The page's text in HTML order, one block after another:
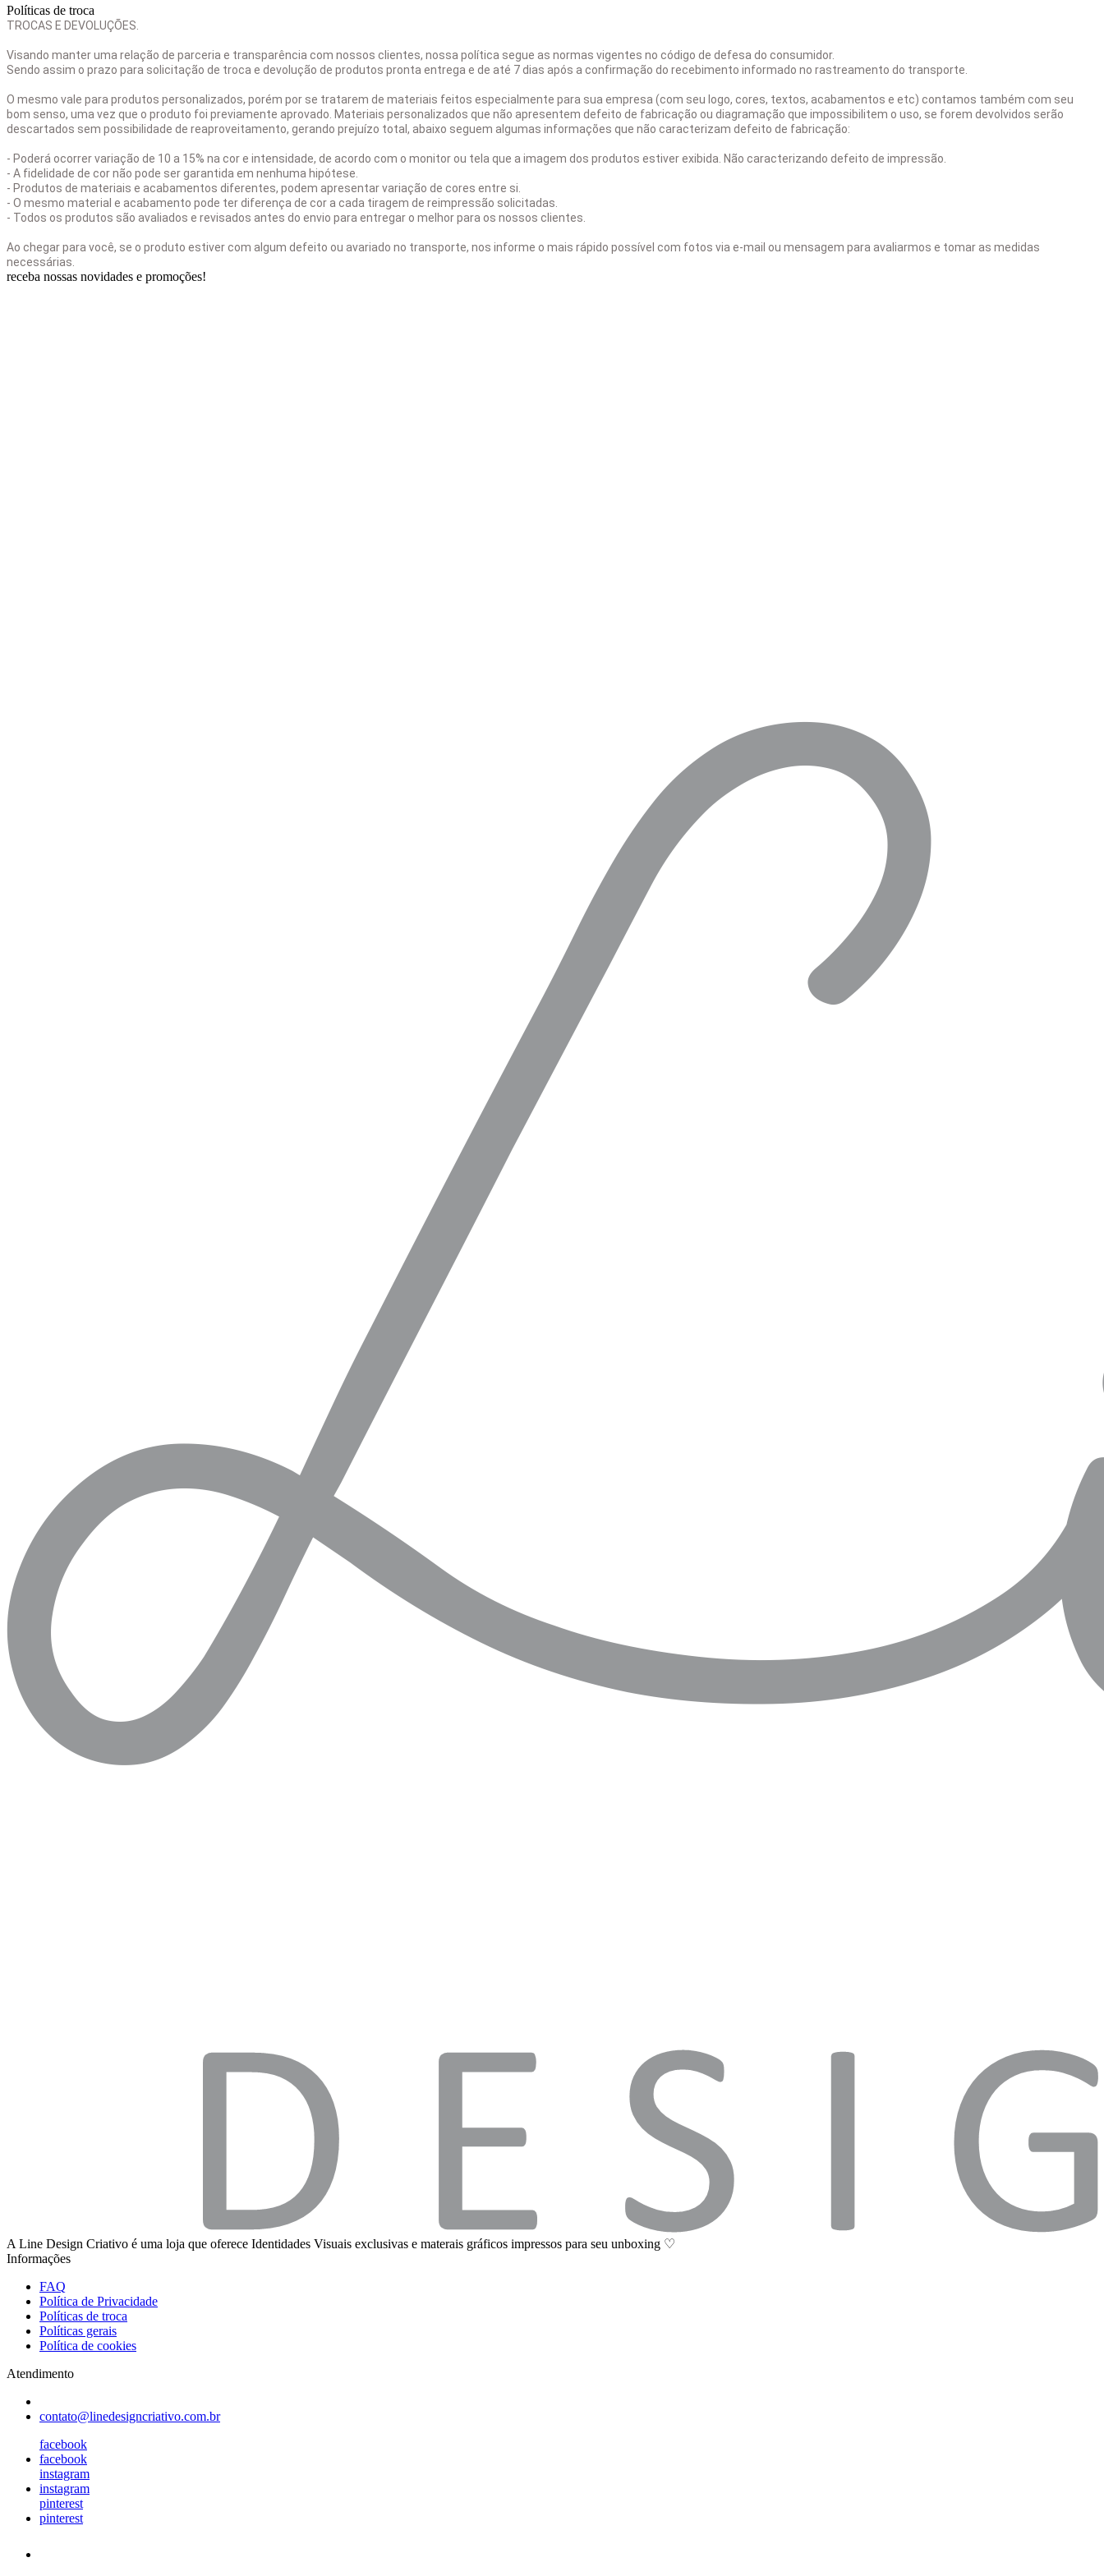
Políticas de troca
TROCAS E DEVOLUÇÕES.
Visando manter uma relação de parceria e transparência com nossos clientes, nossa política segue as normas vigentes no código de defesa do consumidor.
Sendo assim o prazo para solicitação de troca e devolução de produtos pronta entrega e de até 7 dias após a confirmação do recebimento informado no rastreamento do transporte.
O mesmo vale para produtos personalizados, porém por se tratarem de materiais feitos especialmente para sua empresa (com seu logo, cores, textos, acabamentos e etc) contamos também com seu
bom senso, uma vez que o produto foi previamente aprovado. Materiais personalizados que não apresentem defeito de fabricação ou diagramação que impossibilitem o uso, se forem devolvidos serão
descartados sem possibilidade de reaproveitamento, gerando prejuízo total, abaixo seguem algumas informações que não caracterizam defeito de fabricação:
- Poderá ocorrer variação de 10 a 15% na cor e intensidade, de acordo com o monitor ou tela que a imagem dos produtos estiver exibida. Não caracterizando defeito de impressão.
- A fidelidade de cor não pode ser garantida em nenhuma hipótese.
- Produtos de materiais e acabamentos diferentes, podem apresentar variação de cores entre si.
- O mesmo material e acabamento pode ter diferença de cor a cada tiragem de reimpressão solicitadas.
- Todos os produtos são avaliados e revisados antes do envio para entregar o melhor para os nossos clientes.
Ao chegar para você, se o produto estiver com algum defeito ou avariado no transporte, nos informe o mais rápido possível com fotos via e-mail ou mensagem para avaliarmos e tomar as medidas
necessárias.
receba nossas novidades e promoções!
A Line Design Criativo é uma loja que oferece Identidades Visuais exclusivas e materais gráficos impressos para seu unboxing ♡
Informações
FAQ
Política de Privacidade
Políticas de troca
Políticas gerais
Política de cookies
Atendimento
contato@linedesigncriativo.com.br
facebook
facebook
instagram
instagram
pinterest
pinterest